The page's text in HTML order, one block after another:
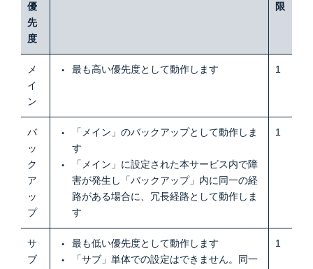
優
先
度
限
メ
イ
ン
最も高い優先度として動作します 1
バ
ッ
ク
ア
ッ
プ
「メイン」のバックアップとして動作しま
す
「メイン」に設定された本サービス内で障
害が発生し「バックアップ」内に同一の経
路がある場合に、冗長経路として動作しま
す
1
サ
ブ
最も低い優先度として動作します
「サブ」単体での設定はできません。同一
1